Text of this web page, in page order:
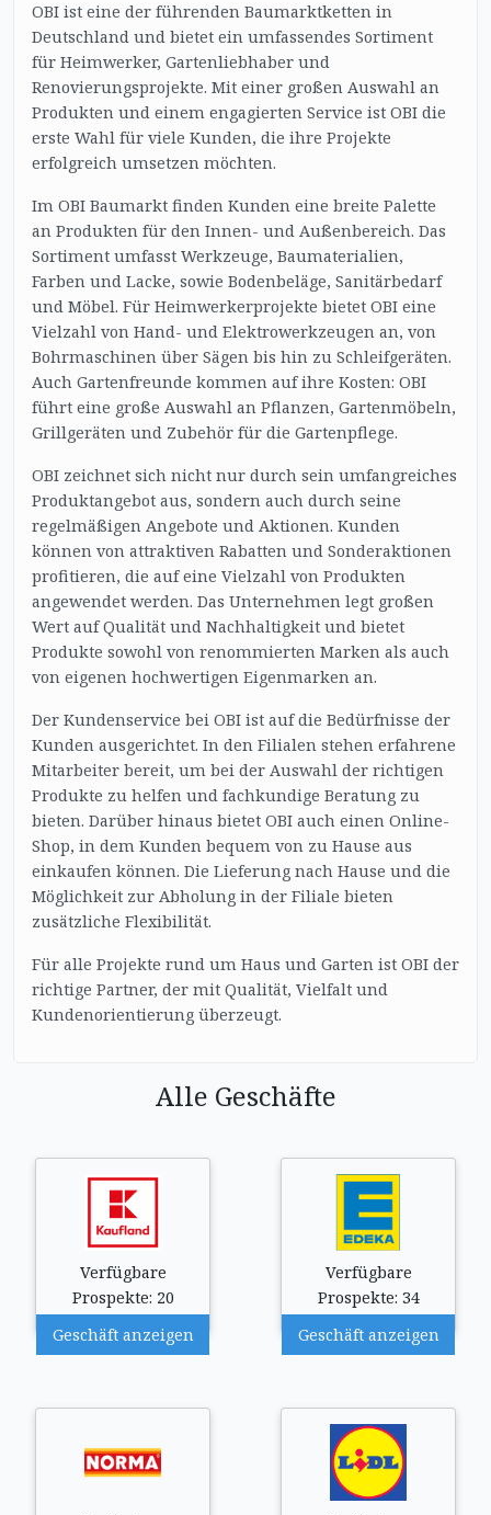
OBI ist eine der führenden Baumarktketten in
Deutschland und bietet ein umfassendes Sortiment
für Heimwerker, Gartenliebhaber und
Renovierungsprojekte. Mit einer großen Auswahl an
Produkten und einem engagierten Service ist OBI die
erste Wahl für viele Kunden, die ihre Projekte
erfolgreich umsetzen möchten.
Im OBI Baumarkt finden Kunden eine breite Palette
an Produkten für den Innen- und Außenbereich. Das
Sortiment umfasst Werkzeuge, Baumaterialien,
Farben und Lacke, sowie Bodenbeläge, Sanitärbedarf
und Möbel. Für Heimwerkerprojekte bietet OBI eine
Vielzahl von Hand- und Elektrowerkzeugen an, von
Bohrmaschinen über Sägen bis hin zu Schleifgeräten.
Auch Gartenfreunde kommen auf ihre Kosten: OBI
führt eine große Auswahl an Pflanzen, Gartenmöbeln,
Grillgeräten und Zubehör für die Gartenpflege.
OBI zeichnet sich nicht nur durch sein umfangreiches
Produktangebot aus, sondern auch durch seine
regelmäßigen Angebote und Aktionen. Kunden
können von attraktiven Rabatten und Sonderaktionen
profitieren, die auf eine Vielzahl von Produkten
angewendet werden. Das Unternehmen legt großen
Wert auf Qualität und Nachhaltigkeit und bietet
Produkte sowohl von renommierten Marken als auch
von eigenen hochwertigen Eigenmarken an.
Der Kundenservice bei OBI ist auf die Bedürfnisse der
Kunden ausgerichtet. In den Filialen stehen erfahrene
Mitarbeiter bereit, um bei der Auswahl der richtigen
Produkte zu helfen und fachkundige Beratung zu
bieten. Darüber hinaus bietet OBI auch einen Online-
Shop, in dem Kunden bequem von zu Hause aus
einkaufen können. Die Lieferung nach Hause und die
Möglichkeit zur Abholung in der Filiale bieten
zusätzliche Flexibilität.
Für alle Projekte rund um Haus und Garten ist OBI der
richtige Partner, der mit Qualität, Vielfalt und
Kundenorientierung überzeugt.
Alle Geschäfte
Verfügbare
Prospekte: 20
Geschäft anzeigen
Verfügbare
Prospekte: 34
Geschäft anzeigen